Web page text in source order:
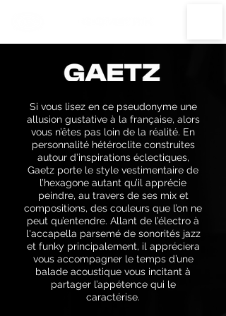
Si vous lisez en ce pseudonyme une
allusion gustative à la française, alors
vous n’êtes pas loin de la réalité. En
personnalité hétéroclite construites
autour d’inspirations éclectiques,
Gaetz porte le style vestimentaire de
l’hexagone autant qu’il apprécie
peindre, au travers de ses mix et
compositions, des couleurs que l’on ne
peut qu’entendre. Allant de l’électro à
l'accapella parsemé de sonorités jazz
et funky principalement, il appréciera
vous accompagner le temps d’une
balade acoustique vous incitant à
partager l’appétence qui le
caractérise.